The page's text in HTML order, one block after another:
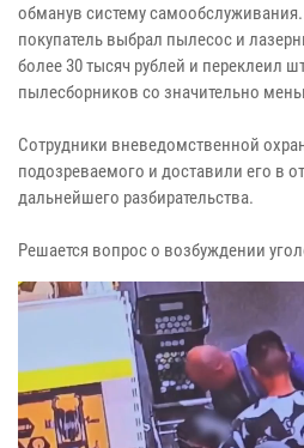
обманув систему
покупатель выбрал пылесос и
более 30 тысяч рублей и переклеил
пылесборников со значительно
Сотрудники вневедомственной
подозреваемого и доставили его в
дальнейшего разбирательства.
Решается вопрос о возбуждении